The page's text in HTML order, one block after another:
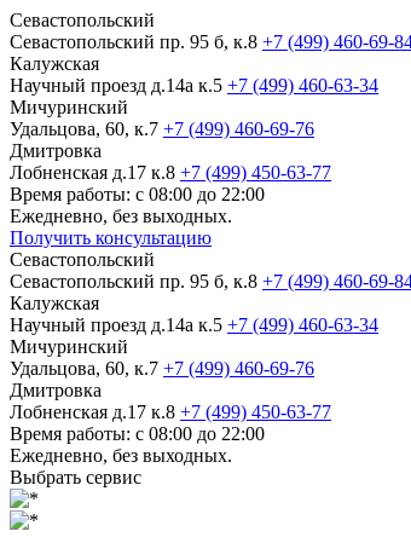
Севастопольский
Севастопольский пр. 95 б, к.8 +7 (499) 460-69-
Калужская
Научный проезд д.14а к.5 +7 (499) 460-63-34
Мичуринский
Удальцова, 60, к.7 +7 (499) 460-69-76
Дмитровка
Лобненская д.17 к.8 +7 (499) 450-63-77
Время работы: с 08:00 до 22:00
Ежедневно, без выходных.
Получить консультацию
Севастопольский
Севастопольский пр. 95 б, к.8 +7 (499) 460-69-
Калужская
Научный проезд д.14а к.5 +7 (499) 460-63-34
Мичуринский
Удальцова, 60, к.7 +7 (499) 460-69-76
Дмитровка
Лобненская д.17 к.8 +7 (499) 450-63-77
Время работы: с 08:00 до 22:00
Ежедневно, без выходных.
Выбрать сервис